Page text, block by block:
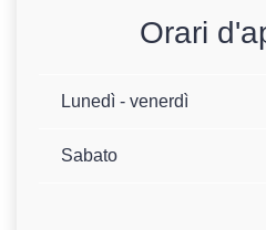
Orari
Lunedì - venerdì
Sabato